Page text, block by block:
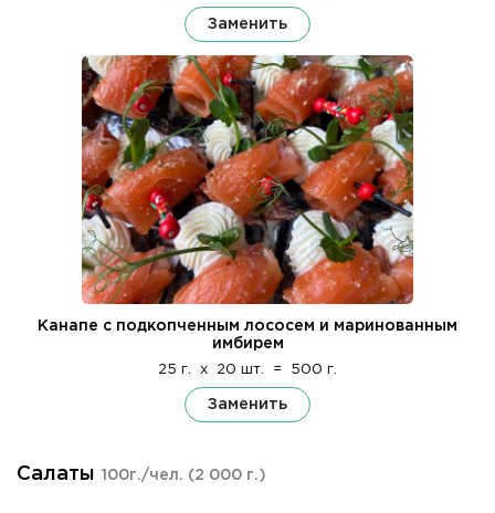
Заменить
Канапе с подкопченным лососем и маринованным
имбирем
25 г. x 20 шт. = 500 г.
Заменить
Салаты 100г./чел. (2 000 г.)